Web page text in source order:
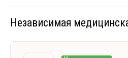
Независимая